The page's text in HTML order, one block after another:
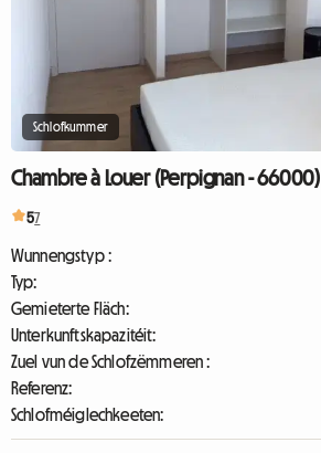
Schlofkummer
Chambre à Louer (Perpignan - 66000)
57
Wunnengstyp :
Typ:
Gemieterte Fläch:
Unterkunftskapazitéit:
Zuel vun de Schlofzëmmeren :
Referenz:
Schlofméiglechkeeten: